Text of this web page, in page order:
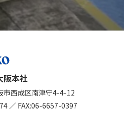
阪本社
市西成区南津守4-4-12
／ FAX:06-6657-0397